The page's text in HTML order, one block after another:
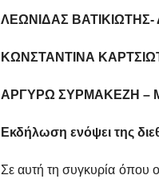
ΛΕΩΝΙΔΑΣ ΒΑΤΙΚΙΩΤΗΣ-
ΚΩΝΣΤΑΝΤΙΝΑ
ΑΡΓΥΡΩ ΣΥΡΜΑΚΕΖΗ –
Εκδήλωση ενόψει της
Σε αυτή τη συγκυρία όπου